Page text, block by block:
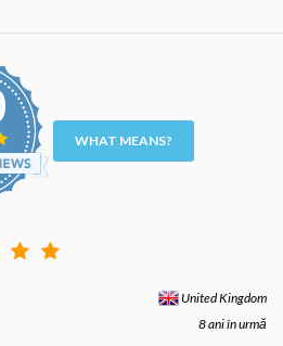
WHAT MEANS?
United Kingdom
8 ani în urmă